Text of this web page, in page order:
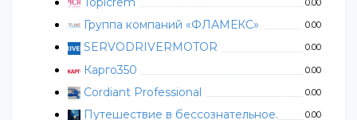
Группа компаний «ФЛАМЕКС» 0.00
SERVODRIVERMOTOR 0.00
Карго350 0.00
Cordiant Professional 0.00
Путешествие в бессознательное. 0.00